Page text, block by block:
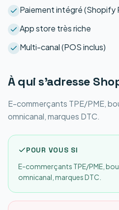
Paiement intégré (Shopify
App store très riche
Multi-canal (POS inclus)
À qui s'adresse
E-commerçants TPE/PME,
omnicanal, marques DTC.
POUR VOUS SI
E-commerçants TPE/PME,
omnicanal, marques DTC.